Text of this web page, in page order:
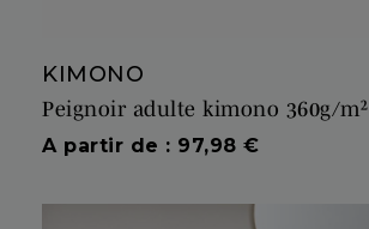
KIMONO
Peignoir adulte kimono 360g/m²
Prix
A partir de : 97,98 €